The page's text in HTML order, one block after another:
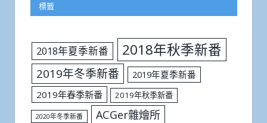
標籤
2018年夏季新番 2018年秋季新番
2019年冬季新番
2019年夏季新番
2019年春季新番
2019年秋季新番
2020年冬季新番 ACGer雜燴所